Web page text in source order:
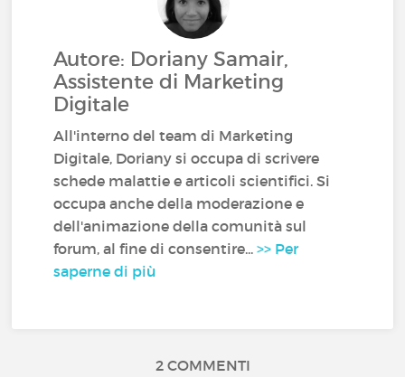
Autore: Doriany Samair,
Assistente di Marketing
Digitale
All'interno del team di Marketing
Digitale, Doriany si occupa di scrivere
schede malattie e articoli scientifici. Si
occupa anche della moderazione e
dell'animazione della comunità sul
forum, al fine di consentire...>> Per
saperne di più
2 COMMENTI